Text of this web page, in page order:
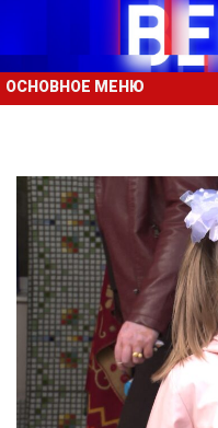
ОСНОВНОЕ МЕНЮ